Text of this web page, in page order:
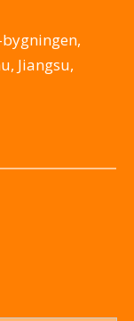
Jiangsu,